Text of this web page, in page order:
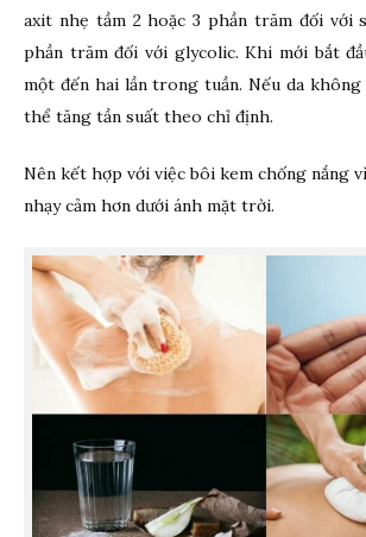
axit nhẹ tầm 2 hoặc 3 phần trăm đối với
phần trăm đối với glycolic. Khi mới bắt
một đến hai lần trong tuần. Nếu da
thể tăng tần suất theo chỉ định.
Nên kết hợp với việc bôi kem chống nắng
nhạy cảm hơn dưới ánh mặt trời.